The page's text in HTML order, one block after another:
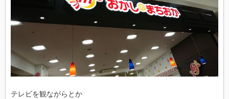
テレビを観ながらとか